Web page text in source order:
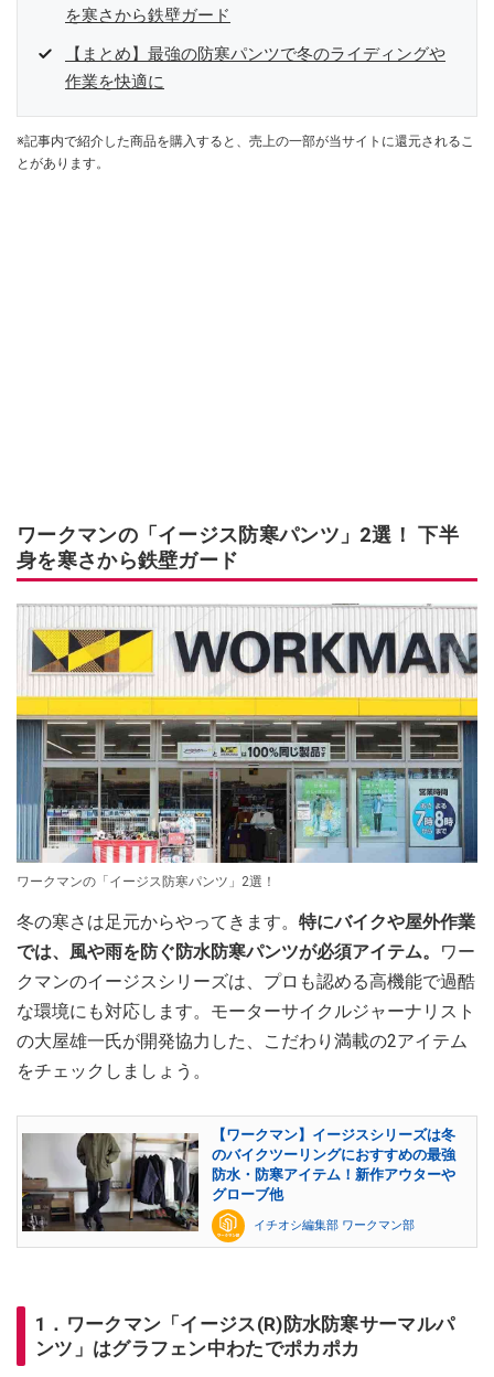
を寒さから鉄壁ガード
【まとめ】最強の防寒パンツで冬のライディングや
作業を快適に
※記事内で紹介した商品を購入すると、売上の一部が当サイトに還元されるこ
とがあります。
ワークマンの「イージス防寒パンツ」2選！ 下半
身を寒さから鉄壁ガード
ワークマンの「イージス防寒パンツ」2選！
冬の寒さは足元からやってきます。 特にバイクや屋外作業
では、風や雨を防ぐ防水防寒パンツが必須アイテム。
ワー
クマンのイージスシリーズは、プロも認める高機能で過酷
な環境にも対応します。モーターサイクルジャーナリスト
の大屋雄一氏が開発協力した、こだわり満載の2アイテム
をチェックしましょう。
【ワークマン】イージスシリーズは冬
のバイクツーリングにおすすめの最強
防水・防寒アイテム！新作アウターや
グローブ他
イチオシ編集部 ワークマン部
1．ワークマン「イージス(R)防水防寒サーマルパ
ンツ」はグラフェン中わたでポカポカ